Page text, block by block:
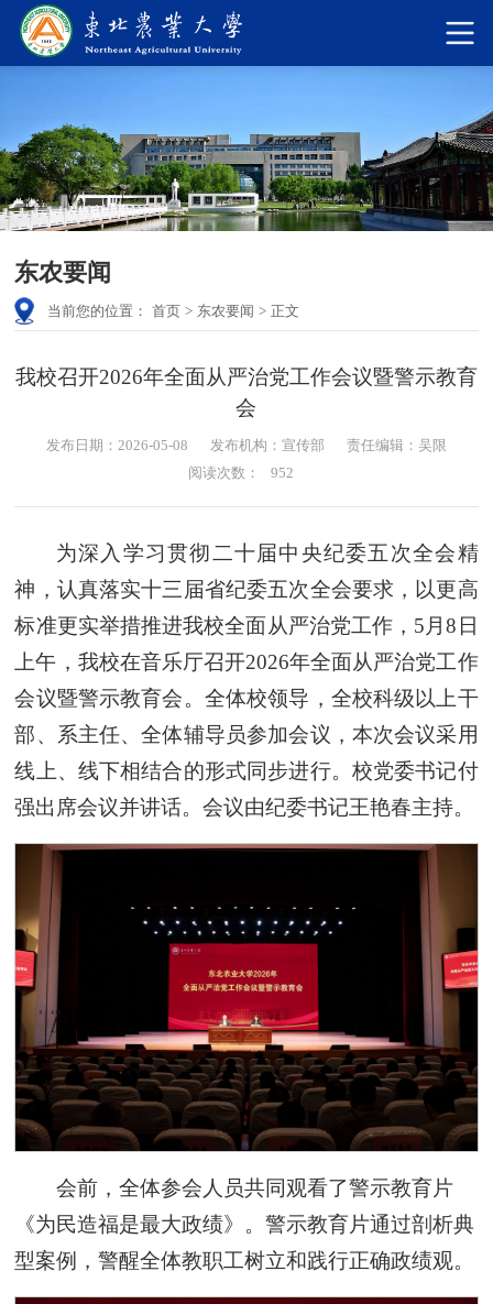
东农要闻
当前您的位置： 首页 > 东农要闻 > 正文
我校召开2026年全面从严治党工作会议暨警示教育
会
发布日期：2026-05-08 发布机构：宣传部
责任编辑：吴限
阅读次数：
952
为深入学习贯彻二十届中央纪委五次全会精
神，认真落实十三届省纪委五次全会要求，以更高
标准更实举措推进我校全面从严治党工作，5月8日
上午，我校在音乐厅召开2026年全面从严治党工作
会议暨警示教育会。全体校领导，全校科级以上干
部、系主任、全体辅导员参加会议，本次会议采用
线上、线下相结合的形式同步进行。校党委书记付
强出席会议并讲话。会议由纪委书记王艳春主持。
会前，全体参会人员共同观看了警示教育片
《为民造福是最大政绩》。警示教育片通过剖析典
型案例，警醒全体教职工树立和践行正确政绩观。